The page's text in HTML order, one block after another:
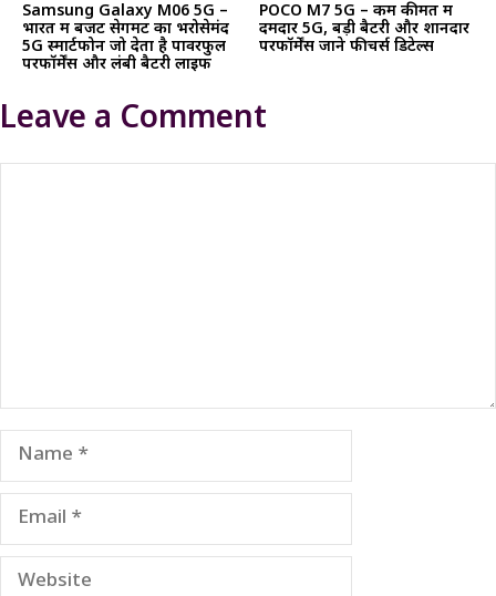
Samsung Galaxy M06 5G –
भारत में बजट सेगमेंट का भरोसेमंद
5G स्मार्टफोन जो देता है पावरफुल
परफॉर्मेंस और लंबी बैटरी लाइफ
POCO M7 5G – कम कीमत में
दमदार 5G, बड़ी बैटरी और शानदार
परफॉर्मेंस जाने फीचर्स डिटेल्स
Leave a Comment
Name
Email
Website